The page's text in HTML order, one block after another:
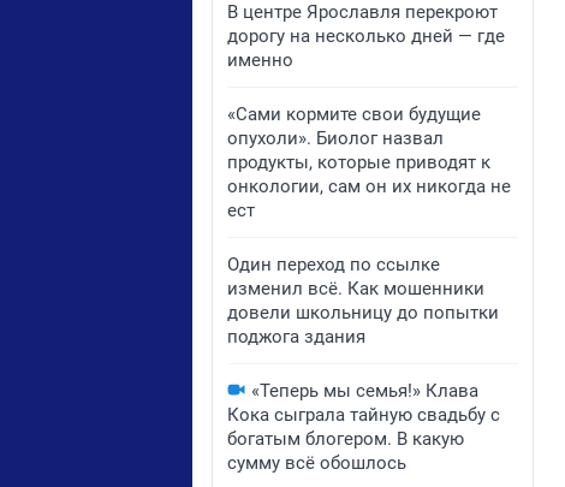
В центре Ярославля перекроют
дорогу на несколько дней — где
именно
«Сами кормите свои будущие
опухоли». Биолог назвал
продукты, которые приводят к
онкологии, сам он их никогда не
ест
Один переход по ссылке
изменил всё. Как мошенники
довели школьницу до попытки
поджога здания
«Теперь мы семья!» Клава
Кока сыграла тайную свадьбу с
богатым блогером. В какую
сумму всё обошлось